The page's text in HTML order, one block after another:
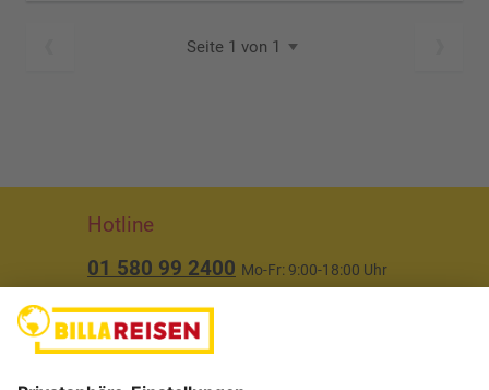
Seite 1 von 1
Hotline
01 580 99 2400 Mo-Fr: 9:00-18:00 Uhr
Über uns